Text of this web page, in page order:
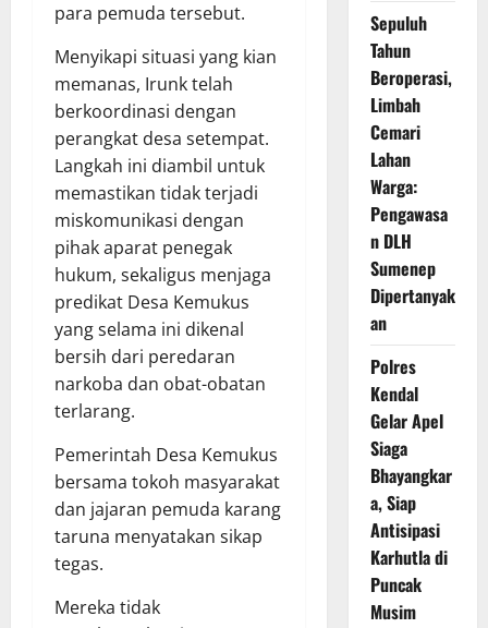
para pemuda tersebut.
Menyikapi situasi yang kian
memanas, Irunk telah
berkoordinasi dengan
perangkat desa setempat.
Langkah ini diambil untuk
memastikan tidak terjadi
miskomunikasi dengan
pihak aparat penegak
hukum, sekaligus menjaga
predikat Desa Kemukus
yang selama ini dikenal
bersih dari peredaran
narkoba dan obat-obatan
terlarang.
Pemerintah Desa Kemukus
bersama tokoh masyarakat
dan jajaran pemuda karang
taruna menyatakan sikap
tegas.
Mereka tidak
Sepuluh
Tahun
Beroperasi,
Limbah
Cemari
Lahan
Warga:
Pengawasa
n DLH
Sumenep
Dipertanyak
an
Polres
Kendal
Gelar Apel
Siaga
Bhayangkar
a, Siap
Antisipasi
Karhutla di
Puncak
Musim